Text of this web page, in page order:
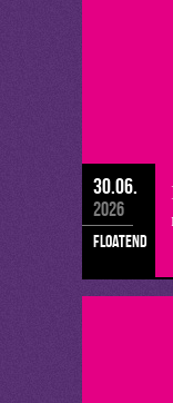
30.06.
2026
floatend